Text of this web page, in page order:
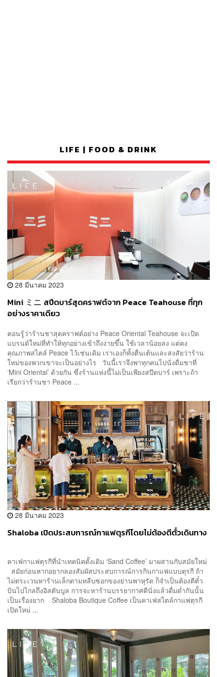
LIFE | FOOD & DRINK
28 มีนาคม 2023
Mini ミニ สปีดบาร์สุดคราฟต์จาก Peace Teahouse ที่ทุก
อย่างราคาเดียว
ตอนรู้ว่าร้านชาสุดคราฟต์อย่าง Peace Oriental Teahouse จะเปิด
แบรนด์ใหม่ที่ทำให้ทุกอย่างเข้าถึงง่ายขึ้น ใช้เวลาน้อยลง แต่คง
คุณภาพสไตล์ Peace ไว้เช่นเดิม เราเองก็ทั้งตื่นเต้นและสงสัยว่าร้าน
ใหม่ของพวกเขาจะเป็นอย่างไร วันนี้เราจึงพาทุกคนไปนั่งดื่มชาที่
‘Mini Oriental’ ด้วยกัน ซึ่งร้านแห่งนี้ไม่เป็นเพียงสปีดบาร์ เพราะถ้า
เรียกว่าร้านชา Peace ...
28 มีนาคม 2023
Shaloba เปิดประสบการณ์กาแฟตุรกีโดยไม่ต้องตีตั๋วเดินทาง
คาเฟ่กาแฟตุรกีที่นำเทคนิคดั้งเดิม ‘Sand Coffee’ มาผสานกับสมัยใหม่
สมัยก่อนหากอยากลองสัมผัสประสบการณ์การกินกาแฟแบบตุรกี ถ้า
ไม่ตระเวนหาร้านเล็กตามหลืบซอกของย่านพาหุรัด ก็จำเป็นต้องตีตั๋ว
บินไปไกลถึงอิสตันบูล การจะหาร้านบรรยากาศดีนั่งแล้วดื่มด่ำกันนั้น
เป็นเรื่องยาก Shaloba Boutique Coffee เป็นคาเฟ่สไตล์กาแฟตุรกี
เปิดใหม่ ...